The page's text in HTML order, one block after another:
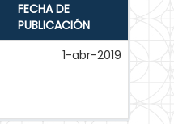
FECHA DE
PUBLICACIÓN
1-abr-2019